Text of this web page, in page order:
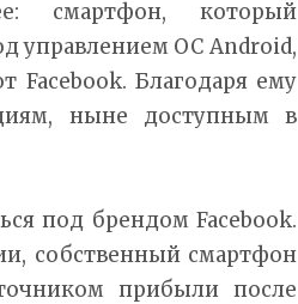
смартфон, который
управлением ОС Android,
Facebook. Благодаря ему
ныне доступным в
под брендом Facebook.
собственный смартфон
прибыли после